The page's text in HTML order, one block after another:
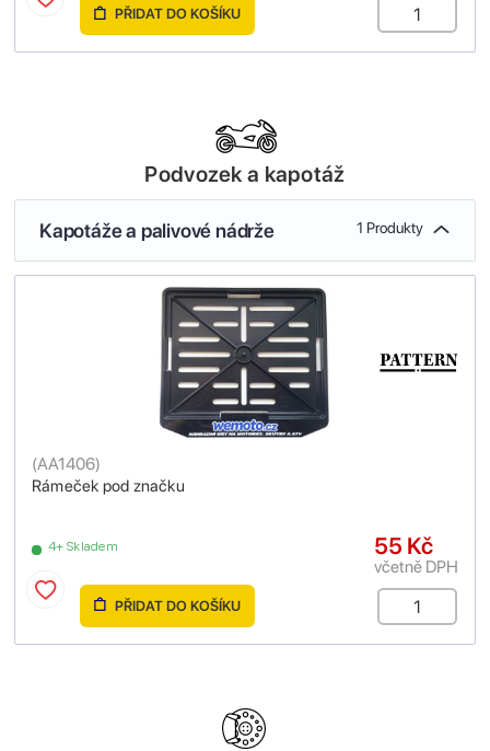
PŘIDAT DO KOŠÍKU
Podvozek a kapotáž
Kapotáže a palivové nádrže 1 Produkty
Rámeček pod značku
(AA1406)
4+ Skladem 55 Kč
včetně DPH
PŘIDAT DO KOŠÍKU